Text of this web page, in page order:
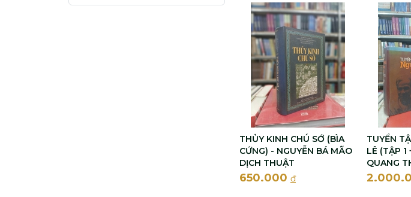
THỦY KINH CHÚ SỚ (BÌA
CỨNG) - NGUYỄN BÁ MÃO
DỊCH THUẬT
650.000 đ
TUYỂN
LÊ (TẬP 1
QUANG